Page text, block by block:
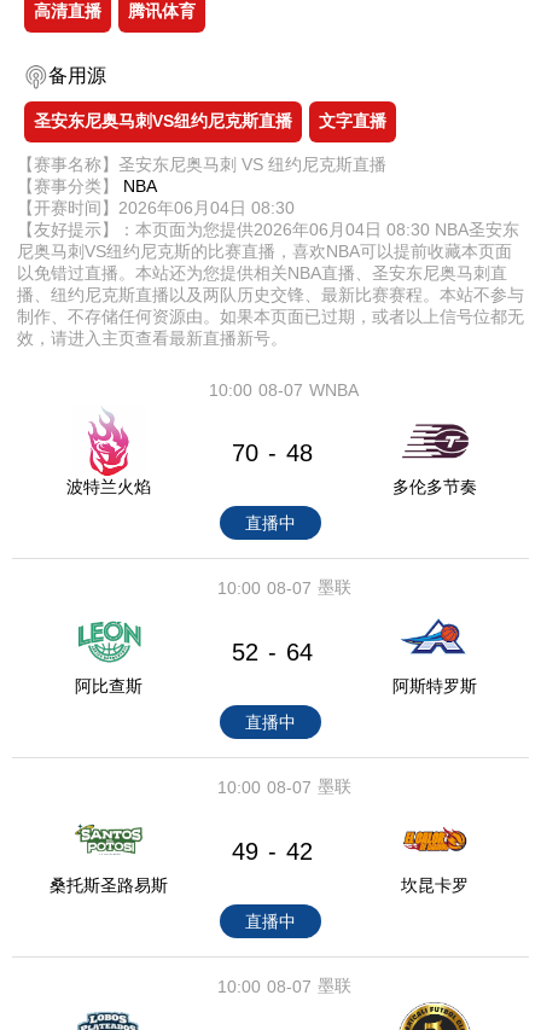
高清直播 腾讯体育
备用源
圣安东尼奥马刺VS纽约尼克斯直播 文字直播
【赛事名称】圣安东尼奥马刺 VS 纽约尼克斯直播
【赛事分类】 NBA
【开赛时间】2026年06月04日 08:30
【友好提示】：本页面为您提供2026年06月04日 08:30 NBA圣安东
尼奥马刺VS纽约尼克斯的比赛直播，喜欢NBA可以提前收藏本页面
以免错过直播。本站还为您提供相关NBA直播、圣安东尼奥马刺直
播、纽约尼克斯直播以及两队历史交锋、最新比赛赛程。本站不参与
制作、不存储任何资源由。如果本页面已过期，或者以上信号位都无
效，请进入主页查看最新直播新号。
08-07
10:00 WNBA
波特兰火焰
70 - 48
多伦多节奏
直播中
08-07
10:00 墨联
阿比查斯
52 - 64
阿斯特罗斯
直播中
08-07
10:00 墨联
桑托斯圣路易斯
49 - 42
坎昆卡罗
直播中
08-07
10:00 墨联